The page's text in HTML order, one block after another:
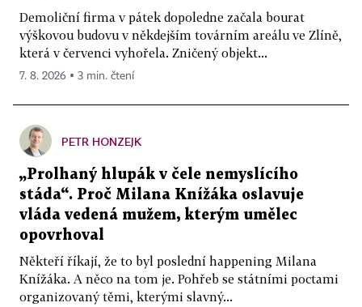
Demoliční firma v pátek dopoledne začala bourat
výškovou budovu v někdejším továrním areálu ve Zlíně,
která v červenci vyhořela. Zničený objekt...
7. 8. 2026 ▪ 3 min. čtení
PETR HONZEJK
„Prolhaný hlupák v čele nemyslícího
stáda“. Proč Milana Knížáka oslavuje
vláda vedená mužem, kterým umělec
opovrhoval
Někteří říkají, že to byl poslední happening Milana
Knížáka. A něco na tom je. Pohřeb se státními poctami
organizovaný těmi, kterými slavný...